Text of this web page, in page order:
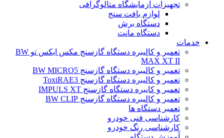
تجهیزات آزمایشگاه متالوگرافی
لوازم بافت سنج
دستگاه برش
دستگاه مانت
خدمات
تعمیر و کالیبره دستگاه گازسنج مکس ایکس تو BW
MAX XT II
تعمیر و کالیبره دستگاه گازسنج BW MICRO5
تعمیر و کالیبره دستگاه گازسنج ToxiRAE3
تعمیر و کایبره دستگاه گازسنج IMPULS XT
تعمیر و کالیبره دستگاه گازسنج BW CLIP
تعمیر دستگاه ها
کارشناسی فنی خودرو
کارشناسی رنگ خودرو